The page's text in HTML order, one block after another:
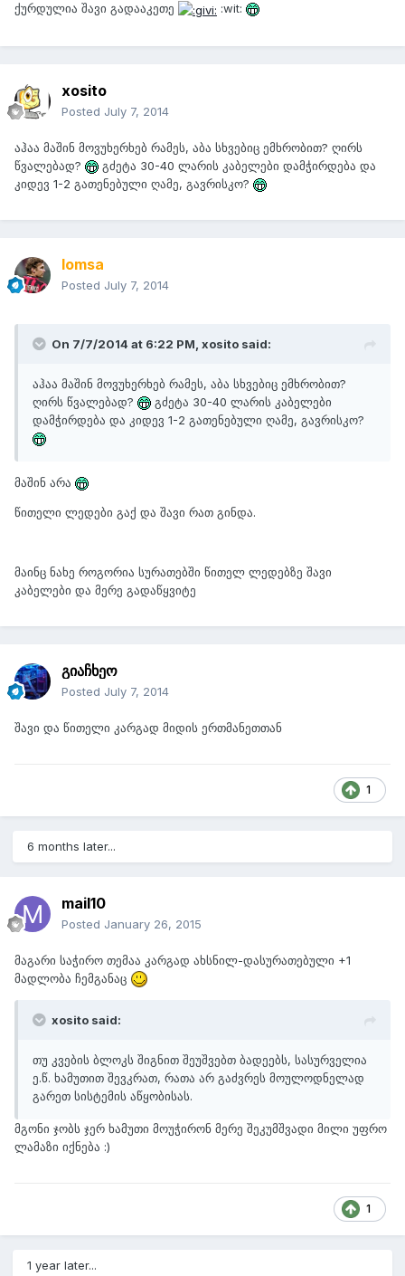
ქურდულია შავი გადააკეთე :wit:
xosito
Posted July 7, 2014
აჰაა მაშინ მოვუხერხებ რამეს, აბა სხვებიც ემხრობით? ღირს
წვალებად?
გძეტა 30-40 ლარის კაბელები დამჭირდება და
კიდევ 1-2 გათენებული ღამე, გავრისკო?
lomsa
Posted July 7, 2014
On 7/7/2014 at 6:22 PM, xosito said:
აჰაა მაშინ მოვუხერხებ რამეს, აბა სხვებიც ემხრობით?
ღირს წვალებად?
გძეტა 30-40 ლარის კაბელები
დამჭირდება და კიდევ 1-2 გათენებული ღამე, გავრისკო?
მაშინ არა
წითელი ლედები გაქ და შავი რათ გინდა.
მაინც ნახე როგორია სურათებში წითელ ლედებზე შავი
კაბელები და მერე გადაწყვიტე
გიაჩხეო
Posted July 7, 2014
შავი და წითელი კარგად მიდის ერთმანეთთან
1
6 months later...
mail10
Posted January 26, 2015
მაგარი საჭირო თემაა კარგად ახსნილ-დასურათებული +1
მადლობა ჩემგანაც
xosito said:
თუ კვების ბლოკს შიგნით შეუშვებთ ბადეებს, სასურველია
ე.წ. ხამუთით შევკრათ, რათა არ გაძვრეს მოულოდნელად
გარეთ სისტემის აწყობისას.
მგონი ჯობს ჯერ ხამუთი მოუჭირონ მერე შეკუმშვადი მილი უფრო
ლამაზი იქნება :)
1
1 year later...